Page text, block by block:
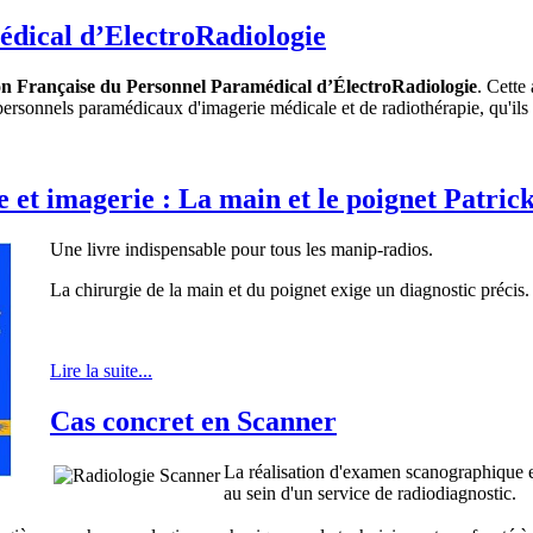
d’ElectroRadiologie
Française du Personnel Paramédical d’ÉlectroRadiologie. Cette
paramédicaux d'imagerie médicale et de radiothérapie,
et imagerie : La main et le poignet
Une livre indispensable pour tous les manip-radios.
La chirurgie de la main et du poignet exige un diagnostic
Lire la suite...
Cas concret en Scanner
La réalisation d'examen scanographique
au sein d'un service de radiodiagnostic.